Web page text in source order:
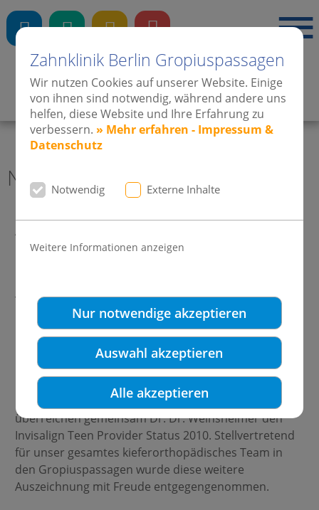
Zahnklinik Berlin Gropiuspassagen
Wir nutzen Cookies auf unserer Website. Einige
von ihnen sind notwendig, während andere uns
helfen, diese Website und Ihre Erfahrung zu
verbessern. » Mehr erfahren - Impressum &
Datenschutz
Notwendig Externe Inhalte
Weitere Informationen anzeigen
Nur notwendige akzeptieren
Auswahl akzeptieren
Alle akzeptieren
Zahnärzte ·Kieferorthopädie ·Implantate
News 2010 Zahnklinik Berlin
Auszeichnung und Anerkennung
der Fortschritte im Gebiet der
Teenagerpatienten
Herr Dirk Wolter, Country Manager Central Europe,
und Frau Purnamasari, Gebietsleiterin Nord,
überreichen gemeinsam Dr. Dr. Weinsheimer den
Invisalign Teen Provider Status 2010. Stellvertretend
für unser gesamtes kieferorthopädisches Team in
den Gropiuspassagen wurde diese weitere
Auszeichnung mit Freude entgegengenommen.